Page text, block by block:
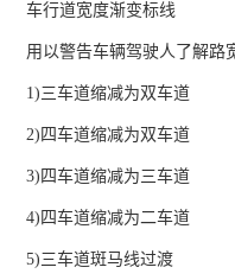
车行道宽度渐变标线
用以警告车辆驾驶人了解路
1)三车道缩减为双车道
2)四车道缩减为双车道
3)四车道缩减为三车道
4)四车道缩减为二车道
5)三车道斑马线过渡